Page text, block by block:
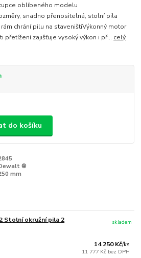
oblíbeného modelu
snadno přenositelná, stolní pila
chrání pilu na staveništiVýkonný motor
přetížení zajišťuje vysoký výkon i př... celý
do košíku
®
mm
Stolní okružní pila 2
14 250 Kč/ks
11 777 Kč bez DPH
skladem